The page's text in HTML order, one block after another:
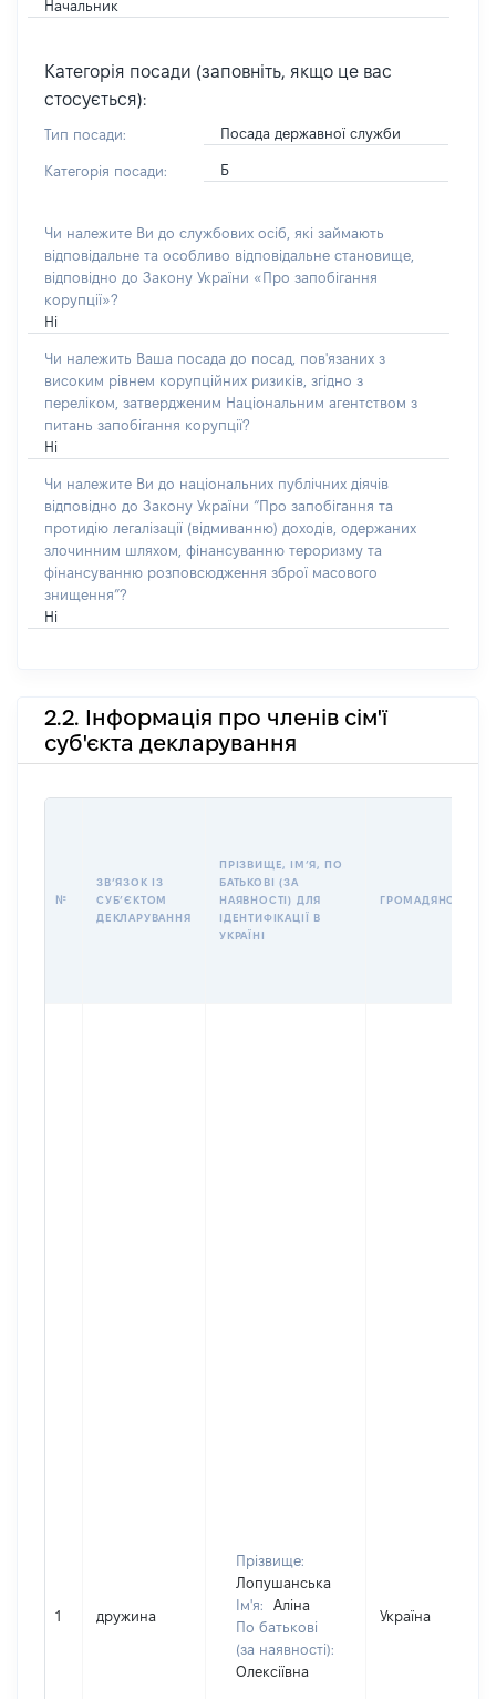
Начальник
Категорія посади (заповніть, якщо це вас
стосується):
Тип посади: Посада державної служби
Категорія посади: Б
Чи належите Ви до службових осіб, які займають
відповідальне та особливо відповідальне становище,
відповідно до Закону України «Про запобігання
корупції»?
Ні
Чи належить Ваша посада до посад, пов'язаних з
високим рівнем корупційних ризиків, згідно з
переліком, затвердженим Національним агентством з
питань запобігання корупції?
Ні
Чи належите Ви до національних публічних діячів
відповідно до Закону України “Про запобігання та
протидію легалізації (відмиванню) доходів, одержаних
злочинним шляхом, фінансуванню тероризму та
фінансуванню розповсюдження зброї масового
знищення”?
Ні
2.2. Інформація про членів сім'ї
суб'єкта декларування
№
ЗВʼЯЗОК ІЗ
СУБʼЄКТОМ
ДЕКЛАРУВАННЯ
ПРІЗВИЩЕ, ІМʼЯ, ПО
БАТЬКОВІ (ЗА
НАЯВНОСТІ) ДЛЯ
ІДЕНТИФІКАЦІЇ В
УКРАЇНІ
ГРОМАДЯНСТВО
1 дружина
Прізвище:
Лопушанська
Ім'я:
Аліна
По батькові
(за наявності):
Олексіївна
Україна